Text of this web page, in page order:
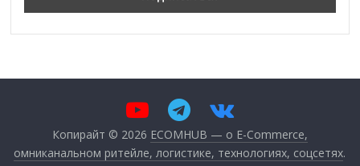
Копирайт © 2026 ECOMHUB — о E-Commerce,
омниканальном ритейле, логистике, технологиях, соцсетях.